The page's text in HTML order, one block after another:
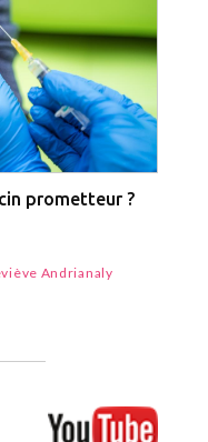
prometteur ?
Andrianaly